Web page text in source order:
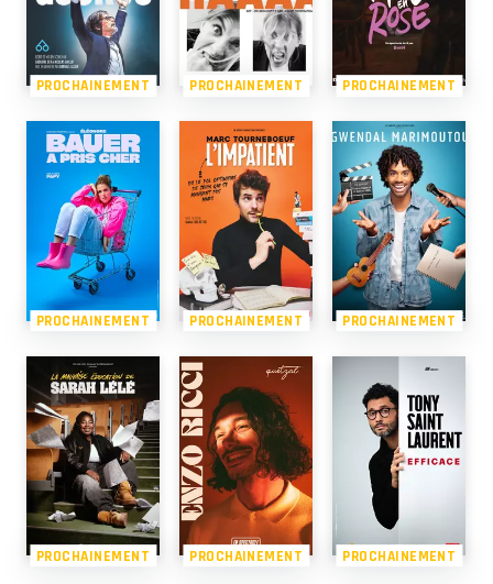
PROCHAINEMENT PROCHAINEMENT PROCHAINEMENT
PROCHAINEMENT PROCHAINEMENT PROCHAINEMENT
PROCHAINEMENT PROCHAINEMENT PROCHAINEMENT